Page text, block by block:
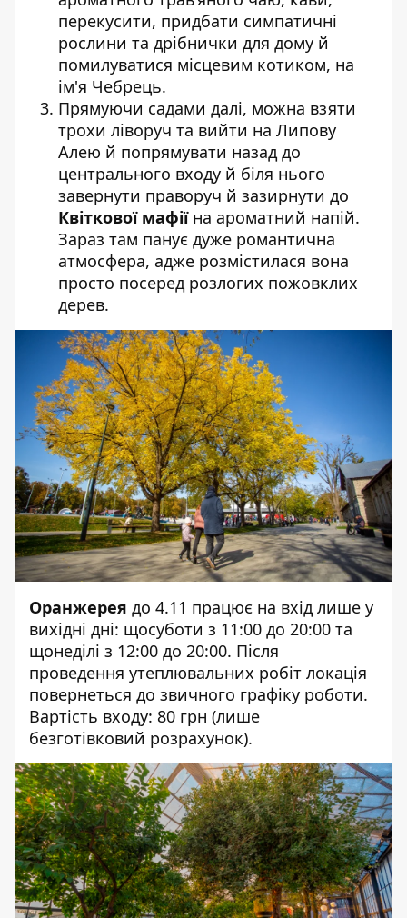
перекусити, придбати симпатичні
рослини та дрібнички для дому й
помилуватися місцевим котиком, на
ім'я Чебрець.
Прямуючи садами далі, можна взяти
трохи ліворуч та вийти на Липову
Алею й попрямувати назад до
центрального входу й біля нього
завернути праворуч й зазирнути до
Квіткової мафії на ароматний напій.
Зараз там панує дуже романтична
атмосфера, адже розмістилася вона
просто посеред розлогих пожовклих
дерев.
Оранжерея до 4.11 працює на вхід лише у
вихідні дні: щосуботи з 11:00 до 20:00 та
щонеділі з 12:00 до 20:00. Після
проведення утеплювальних робіт локація
повернеться до звичного графіку роботи.
Вартість входу: 80 грн (лише
безготівковий розрахунок).